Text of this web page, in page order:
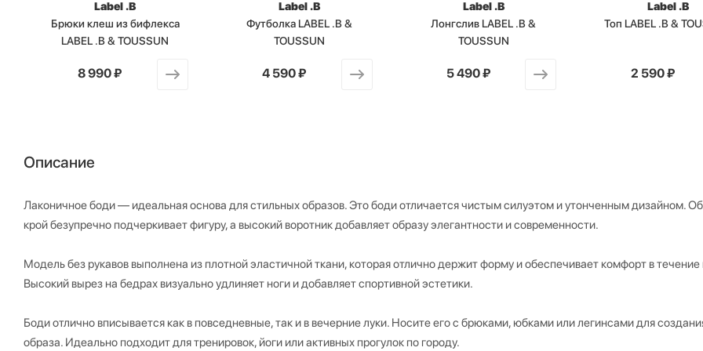
Label .B
Брюки клеш из бифлекса
LABEL .B & TOUSSUN
от8 990 ₽
Label .B
Футболка LABEL .B &
TOUSSUN
от4 590 ₽
Label .B
Лонгслив LABEL .B &
TOUSSUN
5 490 ₽
Label .B
Топ LABEL .B &
2 590 ₽
Описание
Лаконичное боди — идеальная основа для стильных образов. Это боди отличается чистым силуэтом и утонченным дизайном.
крой безупречно подчеркивает фигуру, а высокий воротник добавляет образу элегантности и современности.
Модель без рукавов выполнена из плотной эластичной ткани, которая отлично держит форму и обеспечивает комфорт в течение
Высокий вырез на бедрах визуально удлиняет ноги и добавляет спортивной эстетики.
Боди отлично вписывается как в повседневные, так и в вечерние луки. Носите его с брюками, юбками или легинсами для
образа. Идеально подходит для тренировок, йоги или активных прогулок по городу.